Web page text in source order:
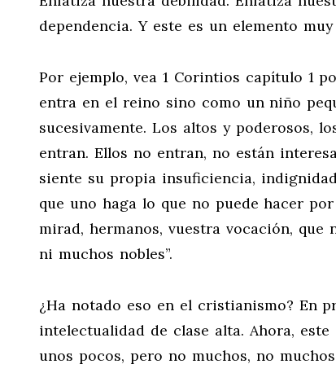
dependencia. Y este es un elemento
Por ejemplo, vea 1 Corintios capítulo 1
entra en el reino sino como un niño
sucesivamente. Los altos y poderosos,
entran. Ellos no entran, no están
siente su propia insuficiencia,
que uno haga lo que no puede hacer
mirad, hermanos, vuestra vocación, que
ni muchos nobles”.
¿Ha notado eso en el cristianismo? En
intelectualidad de clase alta. Ahora,
unos pocos, pero no muchos, no